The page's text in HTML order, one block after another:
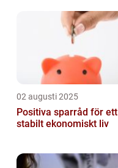
02 augusti 2025
Positiva sparråd för ett
stabilt ekonomiskt liv